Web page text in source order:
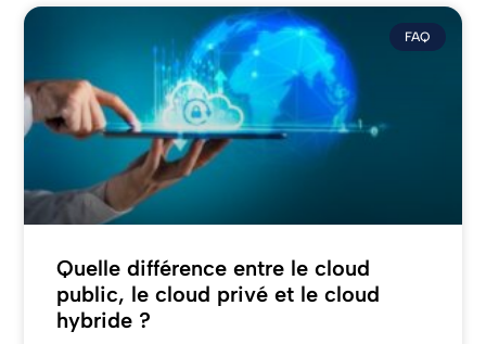
FAQ
Quelle différence entre le cloud
public, le cloud privé et le cloud
hybride ?